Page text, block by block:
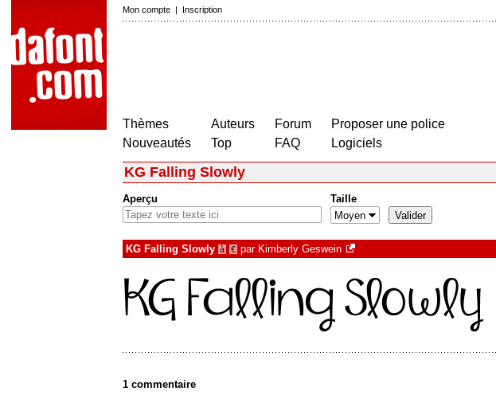
Mon compte | Inscription
Thèmes
Nouveautés
Auteurs
Top
Forum
FAQ
Proposer une police
Logiciels
KG Falling Slowly
Aperçu Taille
KG Falling Slowly à € par Kimberly Geswein
1 commentaire